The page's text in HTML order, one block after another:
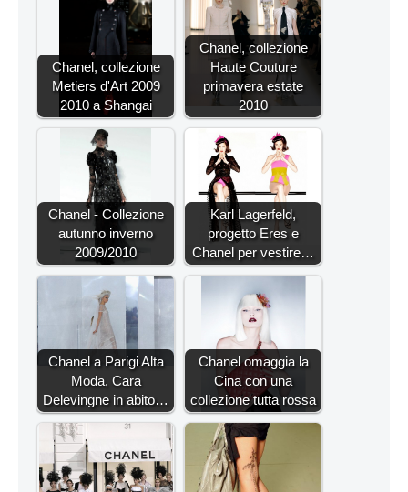
Chanel, collezione
Metiers d'Art 2009
2010 a Shangai
Chanel, collezione
Haute Couture
primavera estate
2010
Chanel - Collezione
autunno inverno
2009/2010
Karl Lagerfeld,
progetto Eres e
Chanel per vestire…
Chanel a Parigi Alta
Moda, Cara
Delevingne in abito…
Chanel omaggia la
Cina con una
collezione tutta rossa